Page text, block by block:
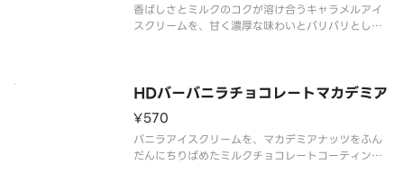
香ばしさとミルクのコクが溶け合うキャラメルアイ
スクリームを、甘く濃厚な味わいとパリパリとした
HDバーバニラチョコレートマカデミア
¥570
バニラアイスクリームを、マカデミアナッツをふん
だんにちりばめたミルクチョコレートコーティング